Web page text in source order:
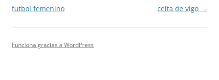
de
futbol femenino
celta de vigo →
Funciona gracias a WordPress